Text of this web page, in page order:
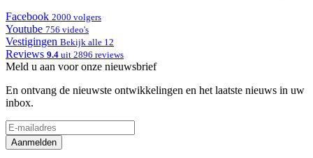
Facebook 2000 volgers
Youtube 756 video's
Vestigingen Bekijk alle 12
Reviews 9.4 uit 2896 reviews
Meld u aan voor onze nieuwsbrief
En ontvang de nieuwste ontwikkelingen en het laatste nieuws in uw
inbox.
Aanmelden